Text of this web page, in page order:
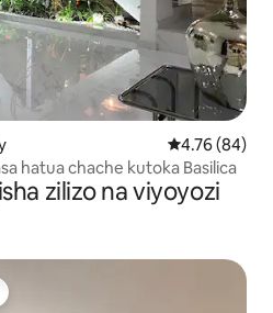
Ukadiriaji wa
4.76 (84)
hatua chache kutoka Basilica
zilizo na viyoyozi